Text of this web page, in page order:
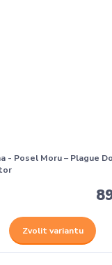
- Posel Moru – Plague
Zvolit variantu